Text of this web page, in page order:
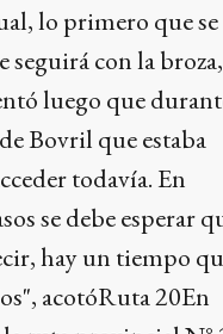
lo primero que se
seguirá con la broza,
luego que
Bovril que estaba
todavía. En
se debe esperar
hay un tiempo
acotóRuta 20En